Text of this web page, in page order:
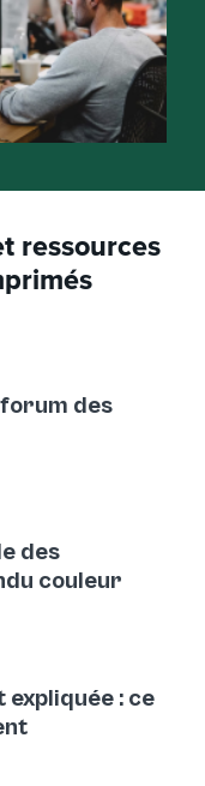
ressources
des
des
couleur
: ce